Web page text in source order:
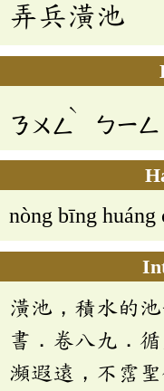
弄兵潢池
ㄋㄨㄥ
ˋ
ㄅㄧㄥ
nòng bīng huáng
潢池，積水的
書．卷八九．
瀕遐遠，不霑